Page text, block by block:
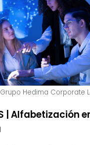
Grupo Hedima Corporate
| Alfabetización